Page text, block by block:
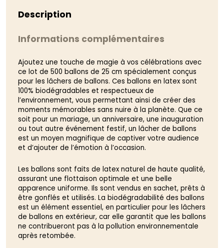
Description
Informations complémentaires
Ajoutez une touche de magie à vos célébrations avec
ce lot de 500 ballons de 25 cm spécialement conçus
pour les lâchers de ballons. Ces ballons en latex sont
100% biodégradables et respectueux de
l’environnement, vous permettant ainsi de créer des
moments mémorables sans nuire à la planète. Que ce
soit pour un mariage, un anniversaire, une inauguration
ou tout autre événement festif, un lâcher de ballons
est un moyen magnifique de captiver votre audience
et d’ajouter de l’émotion à l’occasion.
Les ballons sont faits de latex naturel de haute qualité,
assurant une flottaison optimale et une belle
apparence uniforme. Ils sont vendus en sachet, prêts à
être gonflés et utilisés. La biodégradabilité des ballons
est un élément essentiel, en particulier pour les lâchers
de ballons en extérieur, car elle garantit que les ballons
ne contribueront pas à la pollution environnementale
après retombée.